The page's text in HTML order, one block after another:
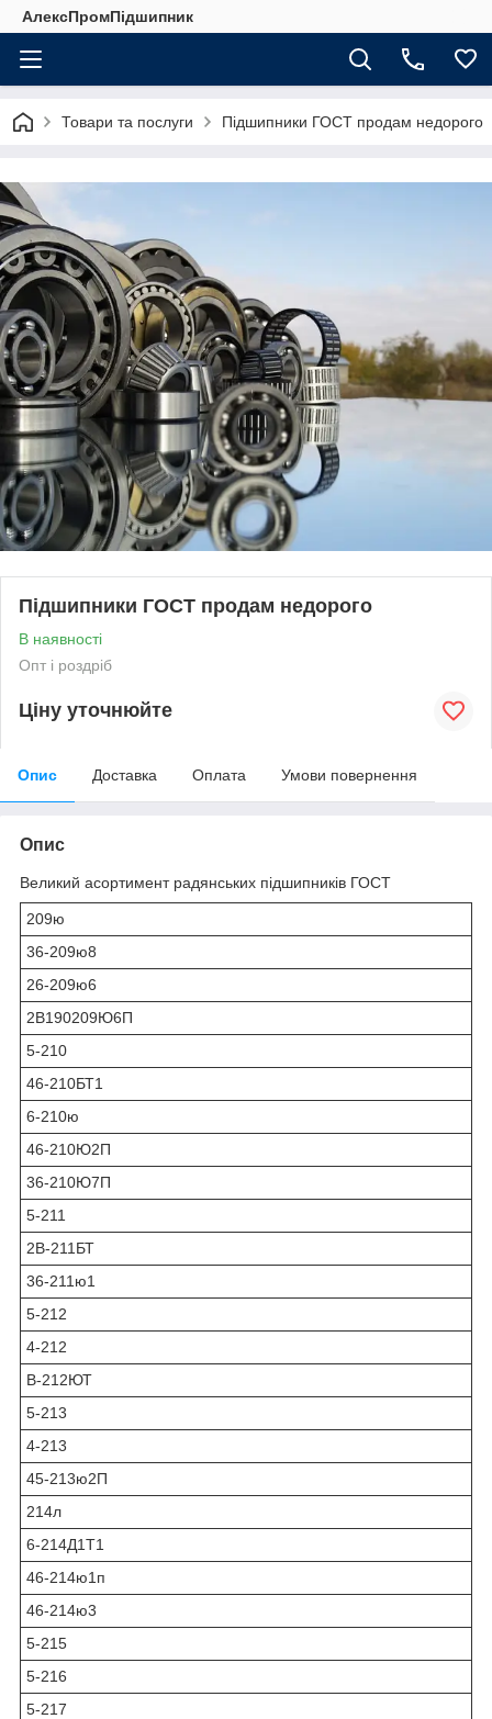
АлексПромПідшипник
Товари та послуги Підшипники ГОСТ продам недорого
Підшипники ГОСТ продам недорого
В наявності
Опт і роздріб
Ціну уточнюйте
Опис Доставка Оплата Умови повернення
Опис
Великий асортимент радянських підшипників ГОСТ
209ю
36-209ю8
26-209ю6
2В190209Ю6П
5-210
46-210БТ1
6-210ю
46-210Ю2П
36-210Ю7П
5-211
2В-211БТ
36-211ю1
5-212
4-212
В-212ЮТ
5-213
4-213
45-213ю2П
214л
6-214Д1Т1
46-214ю1п
46-214ю3
5-215
5-216
5-217